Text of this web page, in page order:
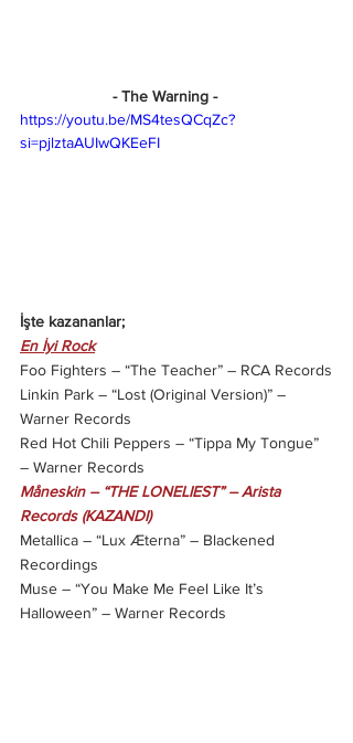
           - The Warning -
https://youtu.be/MS4tesQCqZc?
si=pjlztaAUIwQKEeFI
İşte kazananlar;
En İyi Rock
Foo Fighters – “The Teacher” – RCA Records
Linkin Park – “Lost (Original Version)” –
Warner Records
Red Hot Chili Peppers – “Tippa My Tongue”
– Warner Records
Måneskin – “THE LONELIEST” – Arista
Records (KAZANDI)
Metallica – “Lux Æterna” – Blackened
Recordings
Muse – “You Make Me Feel Like It’s
Halloween” – Warner Records